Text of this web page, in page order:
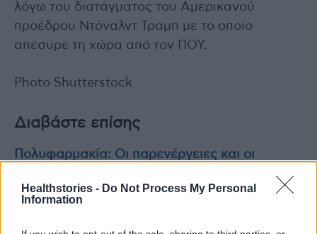
Healthstories - Do Not Process My Personal
Information
λόγω του διατάγματος του Αμερικανού
προέδρου Ντόναλντ Τραμπ με το οποίο
απέσυρε τη χώρα από τον ΠΟΥ.
Photo Shutterstock
Διαβάστε επίσης
Πολυφαρμακία: Οι παρενέργειες και οι
επιπτώσεις στη φροντίδα των ηλικιωμένων
υποεμβολιάζονται, οι νόσοι που ανησυχούν